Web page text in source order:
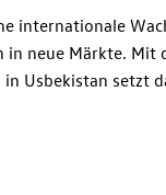
internationale
in neue Märkte.
Usbekistan setzt
Fahrzeugen aus